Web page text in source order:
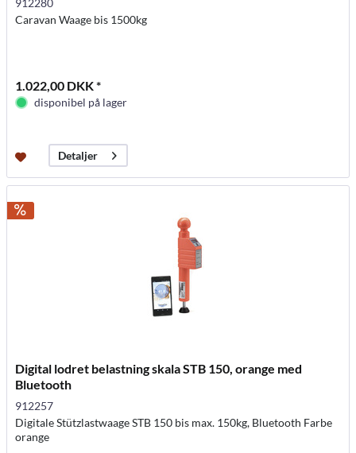
912280
Caravan Waage bis 1500kg
1.022,00 DKK *
disponibel på lager
Detaljer
Digital lodret belastning skala STB 150, orange med
Bluetooth
912257
Digitale Stützlastwaage STB 150 bis max. 150kg, Bluetooth Farbe
orange